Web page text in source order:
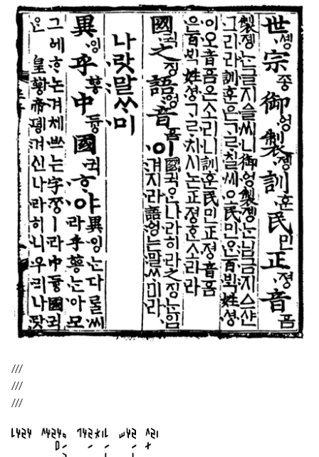
///
///
///